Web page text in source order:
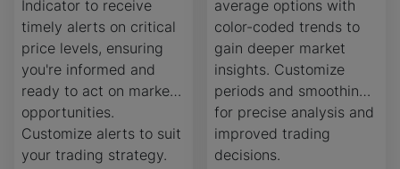
Indicator to receive
timely alerts on critical
price levels, ensuring
you're informed and
ready to act on market
opportunities.
Customize alerts to suit
your trading strategy.
average options with
color-coded trends to
gain deeper market
insights. Customize
periods and smoothing
for precise analysis and
improved trading
decisions.